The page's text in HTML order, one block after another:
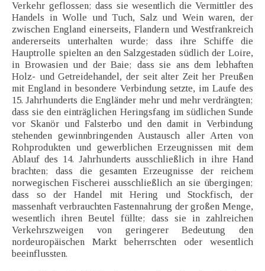
Verkehr geflossen; dass sie wesentlich die Vermittler des
Handels in Wolle und Tuch, Salz und Wein waren, der
zwischen England einerseits, Flandern und Westfrankreich
andererseits unterhalten wurde; dass ihre Schiffe die
Hauptrolle spielten an den Salzgestaden südlich der Loire,
in Browasien und der Baie; dass sie ans dem lebhaften
Holz- und Getreidehandel, der seit alter Zeit her Preußen
mit England in besondere Verbindung setzte, im Laufe des
15. Jahrhunderts die Engländer mehr und mehr verdrängten;
dass sie den einträglichen Heringsfang im südlichen Sunde
vor Skanör und Falsterbo und den damit in Verbindung
stehenden gewinnbringenden Austausch aller Arten von
Rohprodukten und gewerblichen Erzeugnissen mit dem
Ablauf des 14. Jahrhunderts ausschließlich in ihre Hand
brachten; dass die gesamten Erzeugnisse der reichem
norwegischen Fischerei ausschließlich an sie übergingen;
dass so der Handel mit Hering und Stockfisch, der
massenhaft verbrauchten Fastennahrung der großen Menge,
wesentlich ihren Beutel füllte; dass sie in zahlreichen
Verkehrszweigen von geringerer Bedeutung den
nordeuropäischen Markt beherrschten oder wesentlich
beeinflussten.